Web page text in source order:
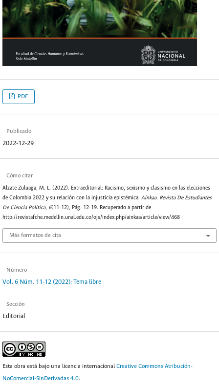
PDF
Publicado
2022-12-29
Cómo citar
Alzate Zuluaga, M. L. (2022). Extraeditorial: Racismo, sexismo y clasismo en las elecciones
de Colombia 2022 y su relación con la injusticia epistémica. Ainkaa. Revista De Estudiantes
De Ciencia Política, 6(11-12), Pág. 12-19. Recuperado a partir de
http://revistafche.medellin.unal.edu.co/ojs/index.php/ainkaa/article/view/468
Más formatos de cita
Número
Vol. 6 Núm. 11-12 (2022): Tema libre
Sección
Editorial
Esta obra está bajo una licencia internacional Creative Commons Atribución-
NoComercial-SinDerivadas 4.0.